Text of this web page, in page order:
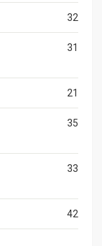
32
31
21
35
33
42